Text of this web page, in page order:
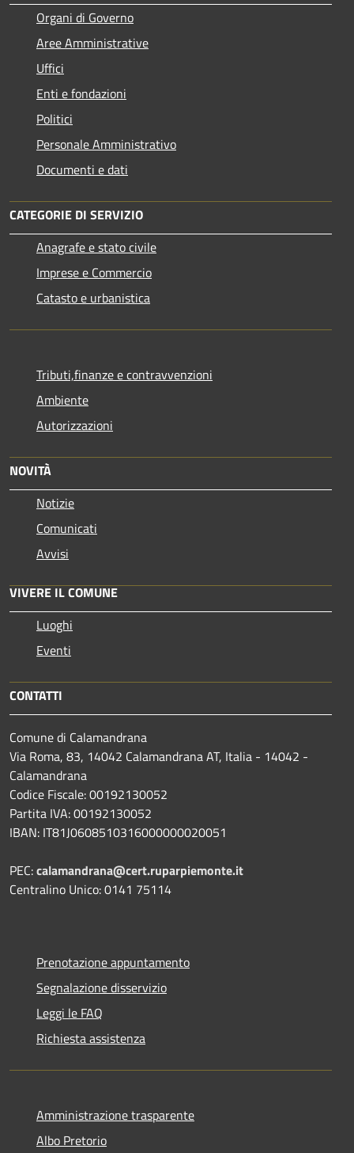
Organi di Governo
Aree Amministrative
Uffici
Enti e fondazioni
Politici
Personale Amministrativo
Documenti e dati
CATEGORIE DI SERVIZIO
Anagrafe e stato civile
Imprese e Commercio
Catasto e urbanistica
Tributi,finanze e contravvenzioni
Ambiente
Autorizzazioni
NOVITÀ
Notizie
Comunicati
Avvisi
VIVERE IL COMUNE
Luoghi
Eventi
CONTATTI
Comune di Calamandrana
Via Roma, 83, 14042 Calamandrana AT, Italia - 14042 -
Calamandrana
Codice Fiscale: 00192130052
Partita IVA: 00192130052
IBAN: IT81J0608510316000000020051
PEC:calamandrana@cert.ruparpiemonte.it
Centralino Unico: 0141 75114
Prenotazione appuntamento
Segnalazione disservizio
Leggi le FAQ
Richiesta assistenza
Amministrazione trasparente
Albo Pretorio